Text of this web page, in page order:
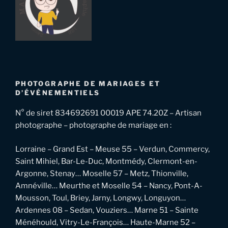
PHOTOGRAPHE DE MARIAGES ET
D’ÉVÉNEMENTIELS
N° de siret 834692691 00019 APE 74.20Z – Artisan
photographe – photographe de mariage en :
Lorraine – Grand Est – Meuse 55 – Verdun, Commercy,
Saint Mihiel, Bar-Le-Duc, Montmédy, Clermont-en-
Argonne, Stenay… Moselle 57 – Metz, Thionville,
Amnéville… Meurthe et Moselle 54 – Nancy, Pont-A-
Mousson, Toul, Briey, Jarny, Longwy, Longuyon…
Ardennes 08 – Sedan, Vouziers… Marne 51 – Sainte
Ménéhould, Vitry-Le-François… Haute-Marne 52 –